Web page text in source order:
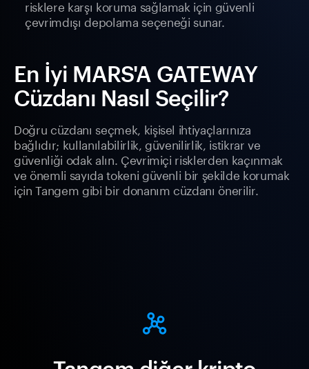
risklere karşı koruma sağlamak için güvenli
çevrimdışı depolama seçeneği sunar.
En İyi MARS'A GATEWAY
Cüzdanı Nasıl Seçilir?
Doğru cüzdanı seçmek, kişisel ihtiyaçlarınıza
bağlıdır; kullanılabilirlik, güvenilirlik, istikrar ve
güvenliği odak alın. Çevrimiçi risklerden kaçınmak
ve önemli sayıda tokeni güvenli bir şekilde korumak
için Tangem gibi bir donanım cüzdanı önerilir.